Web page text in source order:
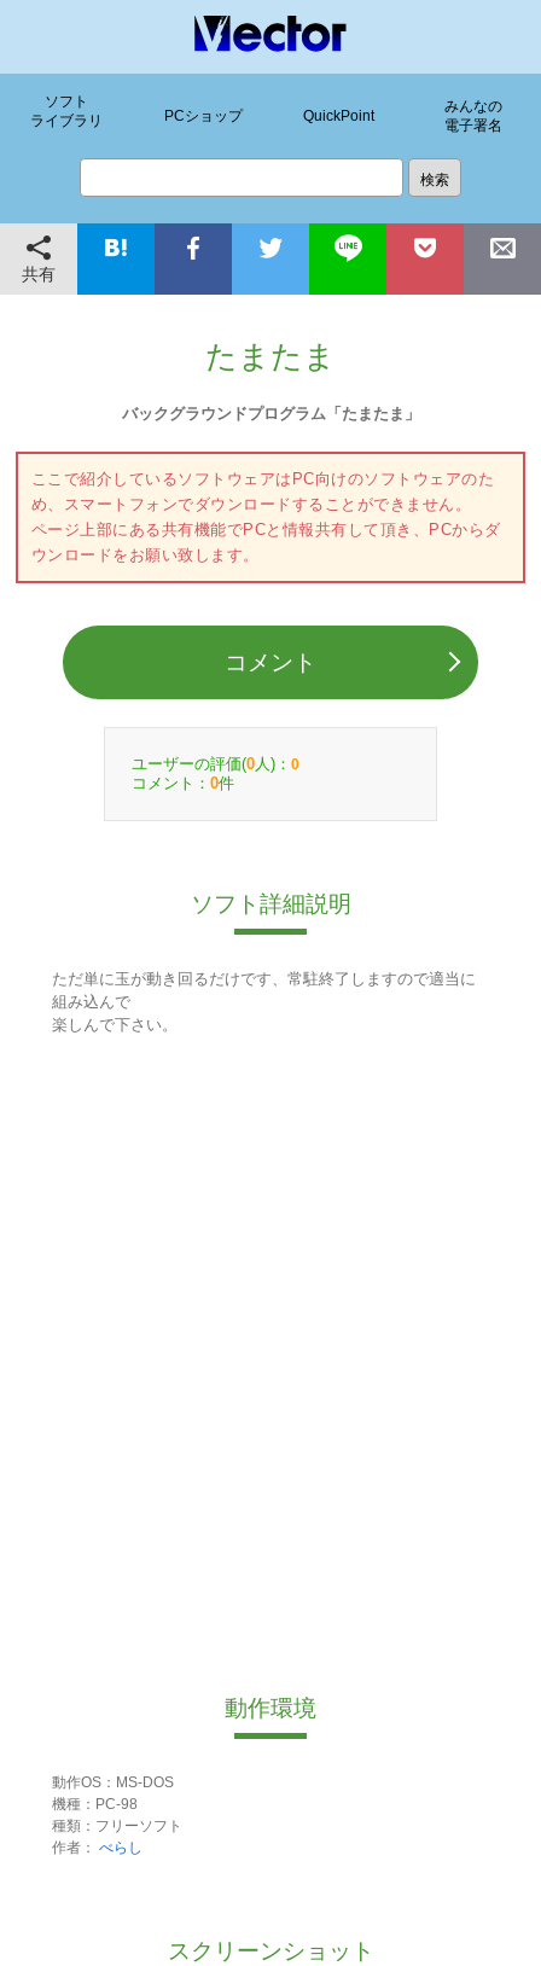
ソフト
ライブラリ
PCショップ QuickPoint
みんなの
電子署名
共有
たまたま
バックグラウンドプログラム「たまたま」
ここで紹介しているソフトウェアはPC向けのソフトウェアのた
め、スマートフォンでダウンロードすることができません。
ページ上部にある共有機能でPCと情報共有して頂き、PCからダ
ウンロードをお願い致します。
コメント
ユーザーの評価(0 人)： 0
コメント： 0件
ソフト詳細説明
ただ単に玉が動き回るだけです、常駐終了しますので適当に
組み込んで
楽しんで下さい。
動作環境
動作OS：MS-DOS
機種：PC-98
種類：フリーソフト
作者： べらし
スクリーンショット